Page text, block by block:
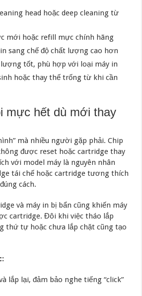
head hoặc deep cleaning từ
mới hoặc refill mực chính hãng
sang chế độ chất lượng cao hơn
tốt, phù hợp với loại máy in
hoặc thay thế trống từ khi cần
mực hết dù mới thay
mà nhiều người gặp phải. Chip
được reset hoặc cartridge thay
với model máy là nguyên nhân
tái chế hoặc cartridge tương thích
cách.
và máy in bị bẩn cũng khiến máy
cartridge. Đôi khi việc tháo lắp
thứ tự hoặc chưa lắp chặt cũng tạo
lắp lại, đảm bảo nghe tiếng “click”